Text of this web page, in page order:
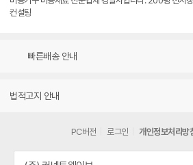
컨설팅
빠른배송 안내
법적고지 안내
PC버전 로그인 개인정보처리방